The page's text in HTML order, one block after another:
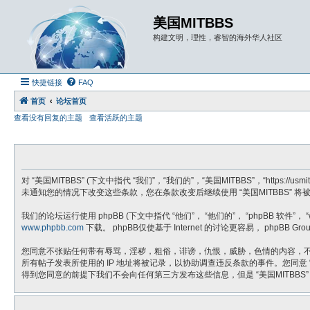
美国MITBBS
构建文明，理性，睿智的海外华人社区
快捷链接 FAQ
首页
论坛首页
查看没有回复的主题
查看活跃的主题
对 “美国MITBBS” (下文中指代 “我们”，“我们的”，“美国MITBBS”，“https://
未通知您的情况下改变这些条款，您在条款改变后继续使用 “美国MITBBS” 将
我们的论坛运行使用 phpBB (下文中指代 “他们”， “他们的”， “phpBB 软件”
www.phpbb.com 下载。 phpBB仅使基于 Internet 的讨论更容易， phpBB
您同意不张贴任何带有辱骂，淫秽，粗俗，诽谤，仇恨，威胁，色情的内容，
所有帖子发表所使用的 IP 地址将被记录，以协助调查违反条款的事件。您同
得到您同意的前提下我们不会向任何第三方发布这些信息，但是 “美国